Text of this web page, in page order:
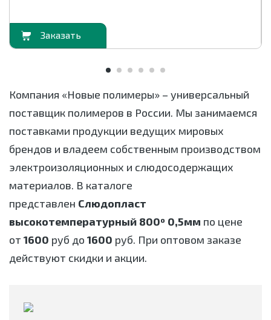
Компания «Новые полимеры» – универсальный
поставщик полимеров в России. Мы занимаемся
поставками продукции ведущих мировых
брендов и владеем собственным производством
электроизоляционных и слюдосодержащих
материалов. В каталоге
представлен Слюдопласт
высокотемпературный 800º 0,5мм по цене
от 1600 руб до 1600 руб. При оптовом заказе
действуют скидки и акции.